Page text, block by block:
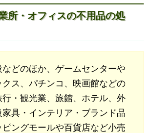
所・オフィスの不用品の処
どのほか、ゲームセンターや
クス、パチンコ、映画館などの
・観光業、旅館、ホテル、外
具・インテリア・ブランド品
ングモールや百貨店など小売